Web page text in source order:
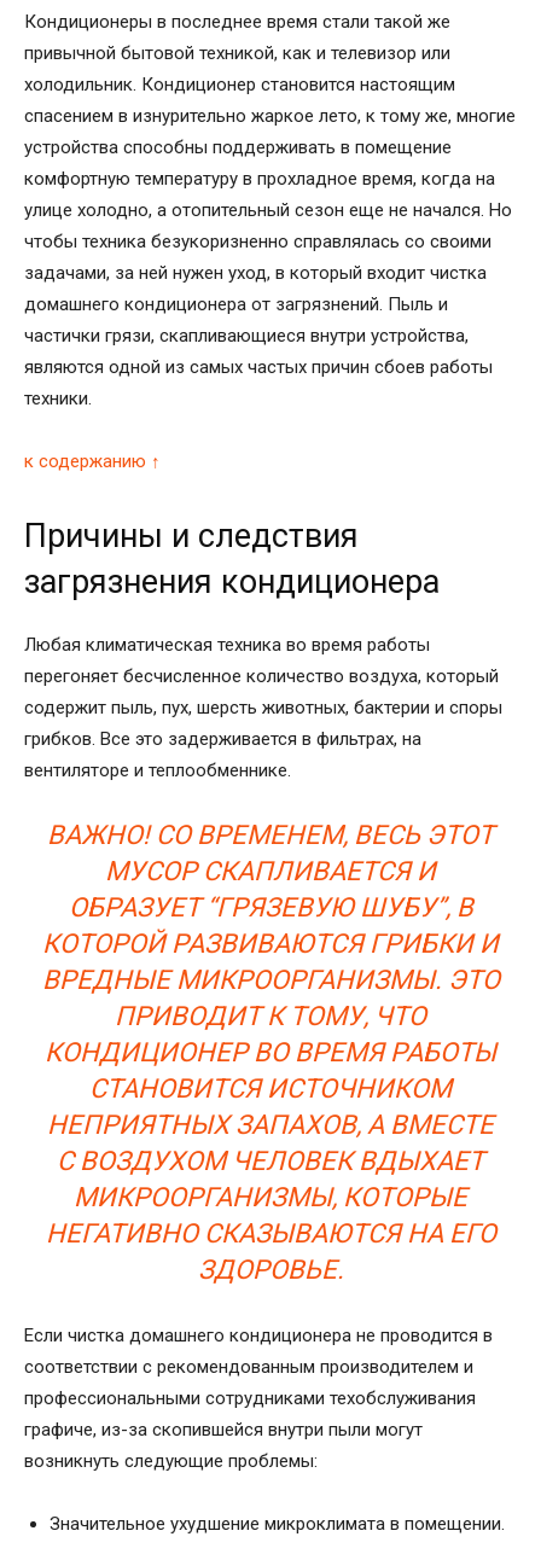
Кондиционеры в последнее время стали такой же
привычной бытовой техникой, как и телевизор или
холодильник. Кондиционер становится настоящим
спасением в изнурительно жаркое лето, к тому же, многие
устройства способны поддерживать в помещение
комфортную температуру в прохладное время, когда на
улице холодно, а отопительный сезон еще не начался. Но
чтобы техника безукоризненно справлялась со своими
задачами, за ней нужен уход, в который входит чистка
домашнего кондиционера от загрязнений. Пыль и
частички грязи, скапливающиеся внутри устройства,
являются одной из самых частых причин сбоев работы
техники.
к содержанию ↑
Причины и следствия
загрязнения кондиционера
Любая климатическая техника во время работы
перегоняет бесчисленное количество воздуха, который
содержит пыль, пух, шерсть животных, бактерии и споры
грибков. Все это задерживается в фильтрах, на
вентиляторе и теплообменнике.
ВАЖНО! СО ВРЕМЕНЕМ, ВЕСЬ ЭТОТ
МУСОР СКАПЛИВАЕТСЯ И
ОБРАЗУЕТ “ГРЯЗЕВУЮ ШУБУ”, В
КОТОРОЙ РАЗВИВАЮТСЯ ГРИБКИ И
ВРЕДНЫЕ МИКРООРГАНИЗМЫ. ЭТО
ПРИВОДИТ К ТОМУ, ЧТО
КОНДИЦИОНЕР ВО ВРЕМЯ РАБОТЫ
СТАНОВИТСЯ ИСТОЧНИКОМ
НЕПРИЯТНЫХ ЗАПАХОВ, А ВМЕСТЕ
С ВОЗДУХОМ ЧЕЛОВЕК ВДЫХАЕТ
МИКРООРГАНИЗМЫ, КОТОРЫЕ
НЕГАТИВНО СКАЗЫВАЮТСЯ НА ЕГО
ЗДОРОВЬЕ.
Если чистка домашнего кондиционера не проводится в
соответствии с рекомендованным производителем и
профессиональными сотрудниками техобслуживания
графиче, из-за скопившейся внутри пыли могут
возникнуть следующие проблемы:
Значительное ухудшение микроклимата в помещении.